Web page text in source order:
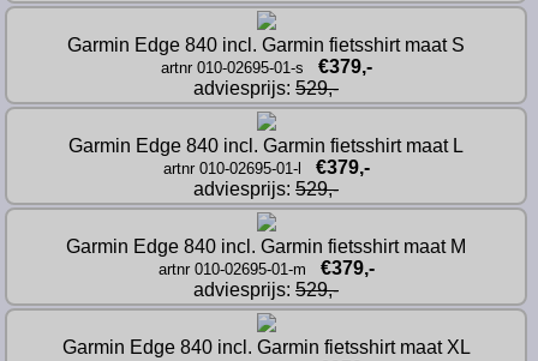
Garmin Edge 840 incl. Garmin fietsshirt maat S
artnr 010-02695-01-s
€379,-
adviesprijs: 529,-
Garmin Edge 840 incl. Garmin fietsshirt maat L
artnr 010-02695-01-l
€379,-
adviesprijs: 529,-
Garmin Edge 840 incl. Garmin fietsshirt maat M
artnr 010-02695-01-m
€379,-
adviesprijs: 529,-
Garmin Edge 840 incl. Garmin fietsshirt maat XL